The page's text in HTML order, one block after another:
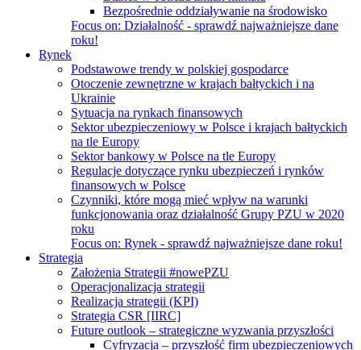
Bezpośrednie oddziaływanie na środowisko
Focus on: Działalność - sprawdź najważniejsze dane
roku!
Rynek
Podstawowe trendy w polskiej gospodarce
Otoczenie zewnętrzne w krajach bałtyckich i na
Ukrainie
Sytuacja na rynkach finansowych
Sektor ubezpieczeniowy w Polsce i krajach bałtyckich
na tle Europy
Sektor bankowy w Polsce na tle Europy
Regulacje dotyczące rynku ubezpieczeń i rynków
finansowych w Polsce
Czynniki, które mogą mieć wpływ na warunki
funkcjonowania oraz działalność Grupy PZU w 2020
roku
Focus on: Rynek - sprawdź najważniejsze dane roku!
Strategia
Założenia Strategii #nowePZU
Operacjonalizacja strategii
Realizacja strategii (KPI)
Strategia CSR [IIRC]
Future outlook – strategiczne wyzwania przyszłości
Cyfryzacja – przyszłość firm ubezpieczeniowych